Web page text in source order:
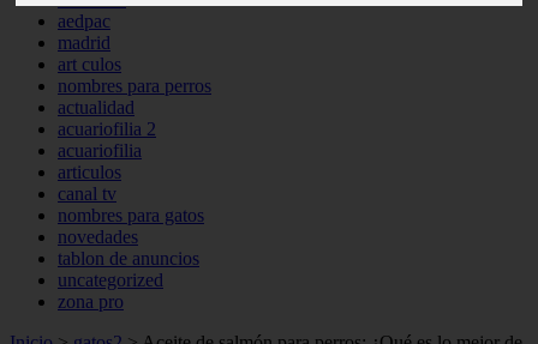
aedpac
madrid
art culos
nombres para perros
actualidad
acuariofilia 2
acuariofilia
articulos
canal tv
nombres para gatos
novedades
tablon de anuncios
uncategorized
zona pro